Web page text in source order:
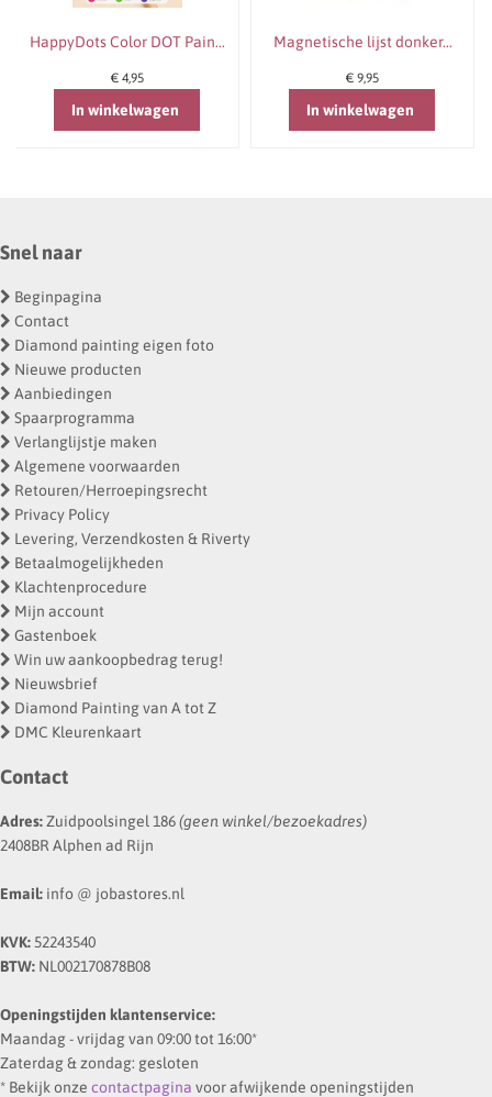
HappyDots Color DOT Pain...
€ 4,95
In winkelwagen
Magnetische lijst donker...
€ 9,95
In winkelwagen
Snel naar
Beginpagina
Contact
Diamond painting eigen foto
Nieuwe producten
Aanbiedingen
Spaarprogramma
Verlanglijstje maken
Algemene voorwaarden
Retouren/Herroepingsrecht
Privacy Policy
Levering, Verzendkosten & Riverty
Betaalmogelijkheden
Klachtenprocedure
Mijn account
Gastenboek
Win uw aankoopbedrag terug!
Nieuwsbrief
Diamond Painting van A tot Z
DMC Kleurenkaart
Contact
Adres:Zuidpoolsingel 186(geen winkel/bezoekadres)
2408BR Alphen ad Rijn
Email: info @ jobastores.nl
KVK: 52243540
BTW: NL002170878B08
Openingstijden klantenservice:
Maandag - vrijdag van 09:00 tot 16:00*
Zaterdag & zondag: gesloten
* Bekijk onze contactpagina voor afwijkende openingstijden